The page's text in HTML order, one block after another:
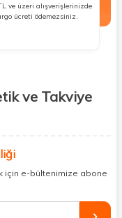
ve üzeri alışverişlerinizde
ücreti ödemezsiniz.
ve Takviye
sizlerle
gerek yok;
ve kapınıza kadar
tamamlayabilir,
için e-bültenimize abone